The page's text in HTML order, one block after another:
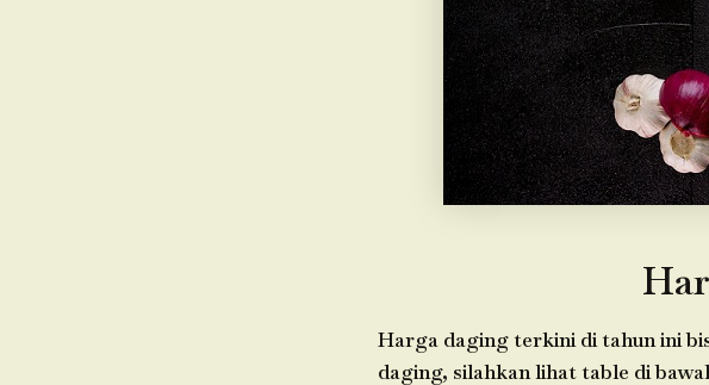
Harga daging terkini di tahun ini
daging, silahkan lihat table di